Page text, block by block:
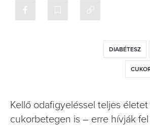
DIABÉTESZ
Kellő odafigyeléssel teljes
cukorbetegen is – erre hívják